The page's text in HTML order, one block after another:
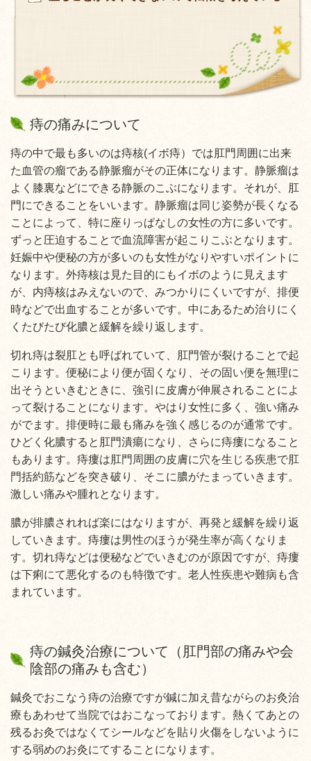
痔の痛みについて
痔の中で最も多いのは痔核(イボ痔）では肛門周囲に出来
た血管の瘤である静脈瘤がその正体になります。静脈瘤は
よく膝裏などにできる静脈のこぶになります。それが、肛
門にできることをいいます。静脈瘤は同じ姿勢が長くなる
ことによって、特に座りっぱなしの女性の方に多いです。
ずっと圧迫することで血流障害が起こりこぶとなります。
妊娠中や便秘の方が多いのも女性がなりやすいポイントに
なります。外痔核は見た目的にもイボのように見えます
が、内痔核はみえないので、みつかりにくいですが、排便
時などで出血することが多いです。中にあるため治りにく
くたびたび化膿と緩解を繰り返します。
切れ痔は裂肛とも呼ばれていて、肛門管が裂けることで起
こります。便秘により便が固くなり、その固い便を無理に
出そうといきむときに、強引に皮膚が伸展されることによ
って裂けることになります。やはり女性に多く、強い痛み
がでます。排便時に最も痛みを強く感じるのが通常です。
ひどく化膿すると肛門潰瘍になり、さらに痔瘻になること
もあります。痔瘻は肛門周囲の皮膚に穴を生じる疾患で肛
門括約筋などを突き破り、そこに膿がたまっていきます。
激しい痛みや腫れとなります。
膿が排膿されれば楽にはなりますが、再発と緩解を繰り返
していきます。痔瘻は男性のほうが発生率が高くなりま
す。切れ痔などは便秘などでいきむのが原因ですが、痔瘻
は下痢にて悪化するのも特徴です。老人性疾患や難病も含
まれています。
痔の鍼灸治療について（肛門部の痛みや会
陰部の痛みも含む）
鍼灸でおこなう痔の治療ですが鍼に加え昔ながらのお灸治
療もあわせて当院ではおこなっております。熱くてあとの
残るお灸ではなくてシールなどを貼り火傷をしないように
する弱めのお灸にてすることになります。